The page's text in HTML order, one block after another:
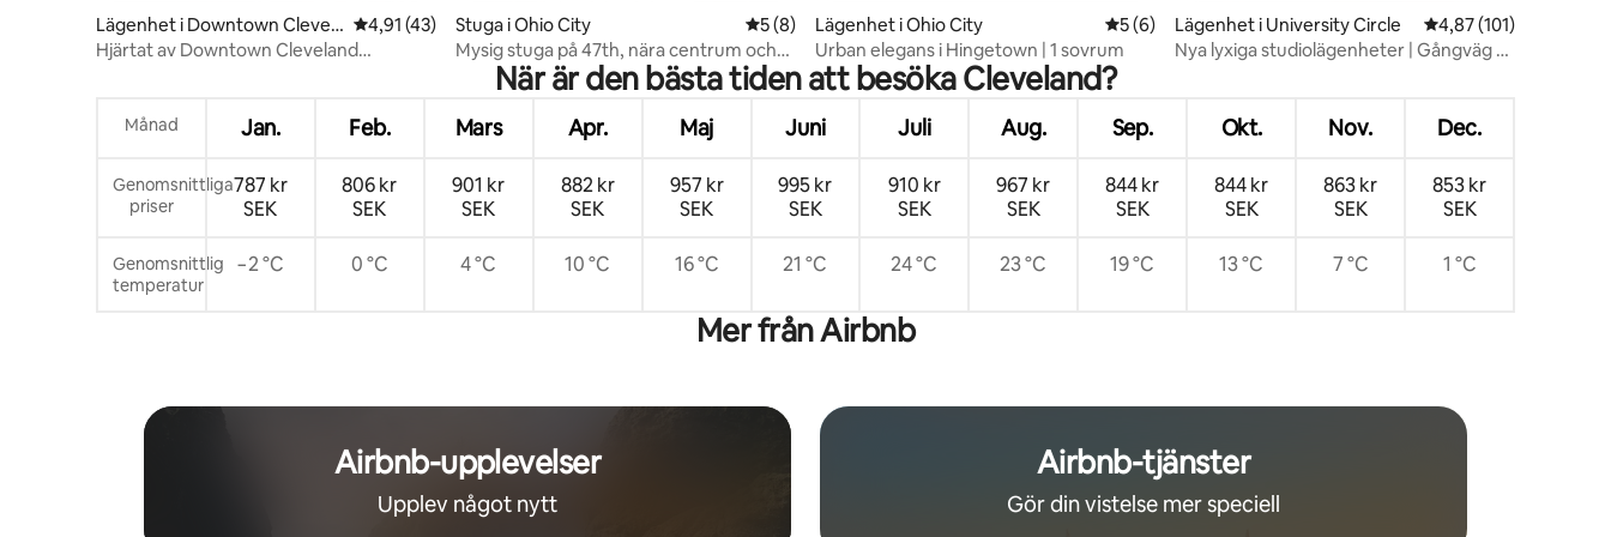
Lägenhet i Downtown Clevela
nd
4,91 av 5 i genomsnittligt betyg, 43 omdömen
4,91 (43)
Hjärtat av Downtown Cleveland
Stuga i Ohio City 5 av 5 i genomsnittligt betyg, 8 omdömen
5 (8)
Mysig stuga på 47th, nära centrum och
Lake Erie
Lägenhet i Ohio City 5 av 5 i genomsnittligt betyg, 6 omdömen
5 (6)
Urban elegans i Hingetown | 1 sovrum
Lägenhet i University Circle 4,87 av 5 i
4,87 (101)
Nya lyxiga studiolägenheter | Gångväg till
När är den bästa tiden att besöka Cleveland?
Månad Jan. Feb. Mars Apr. Maj Juni Juli Aug. Sep. Okt. Nov. Dec.
Genomsnittliga
priser
787 kr
SEK
806 kr
SEK
901 kr
SEK
882 kr
SEK
957 kr
SEK
995 kr
SEK
910 kr
SEK
967 kr
SEK
844 kr
SEK
844 kr
SEK
863 kr
SEK
853 kr
SEK
Genomsnittlig
temperatur
−2 °C 0 °C 4 °C 10 °C 16 °C 21 °C 24 °C 23 °C 19 °C 13 °C 7 °C 1 °C
Mer från Airbnb
Airbnb-upplevelser
Upplev något nytt
Airbnb-tjänster
Gör din vistelse mer speciell